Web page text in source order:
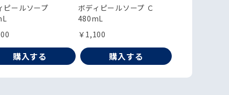
ピールソープ
購入する
ボディピールソープ Ｃ
480mL
￥1,100
購入する